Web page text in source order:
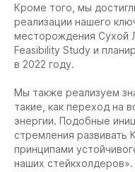
Кроме того, мы
реализации нашего
месторождения Сухой
Feasibility Study и
в 2022 году.
Мы также реализуем
такие, как переход на
энергии. Подобные
стремления развивать
принципами
наших стейкхолдеров».